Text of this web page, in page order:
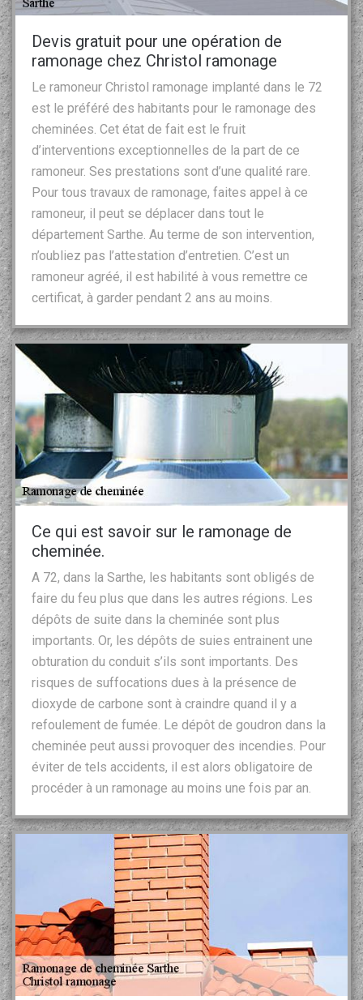
Devis gratuit pour une opération de
ramonage chez Christol ramonage
Le ramoneur Christol ramonage implanté dans le 72
est le préféré des habitants pour le ramonage des
cheminées. Cet état de fait est le fruit
d’interventions exceptionnelles de la part de ce
ramoneur. Ses prestations sont d’une qualité rare.
Pour tous travaux de ramonage, faites appel à ce
ramoneur, il peut se déplacer dans tout le
département Sarthe. Au terme de son intervention,
n’oubliez pas l’attestation d’entretien. C’est un
ramoneur agréé, il est habilité à vous remettre ce
certificat, à garder pendant 2 ans au moins.
Ce qui est savoir sur le ramonage de
cheminée.
A 72, dans la Sarthe, les habitants sont obligés de
faire du feu plus que dans les autres régions. Les
dépôts de suite dans la cheminée sont plus
importants. Or, les dépôts de suies entrainent une
obturation du conduit s’ils sont importants. Des
risques de suffocations dues à la présence de
dioxyde de carbone sont à craindre quand il y a
refoulement de fumée. Le dépôt de goudron dans la
cheminée peut aussi provoquer des incendies. Pour
éviter de tels accidents, il est alors obligatoire de
procéder à un ramonage au moins une fois par an.